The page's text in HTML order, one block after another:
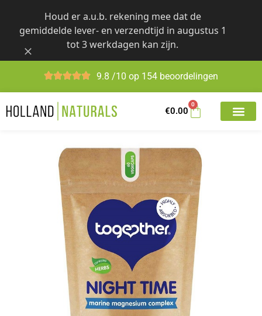
content
Houd er a.u.b. rekening mee dat de
gemiddelde lever- en verzendtijd in augustus 1
tot 3 werkdagen kan zijn.
9.8 /10 op 154 beoordelingen
€0.00
0